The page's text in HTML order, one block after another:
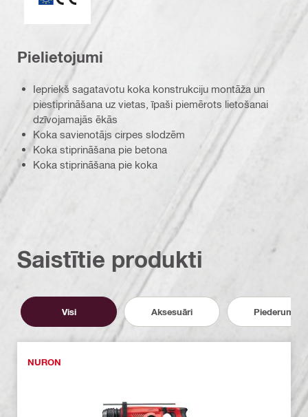
Pielietojumi
Iepriekš sagatavotu koka konstrukciju montāža un
piestiprināšana uz vietas, īpaši piemērots lietošanai
dzīvojamajās ēkās
Koka savienotājs cirpes slodzēm
Koka stiprināšana pie betona
Koka stiprināšana pie koka
Saistītie produkti
Visi Aksesuāri Piederumi
NURON